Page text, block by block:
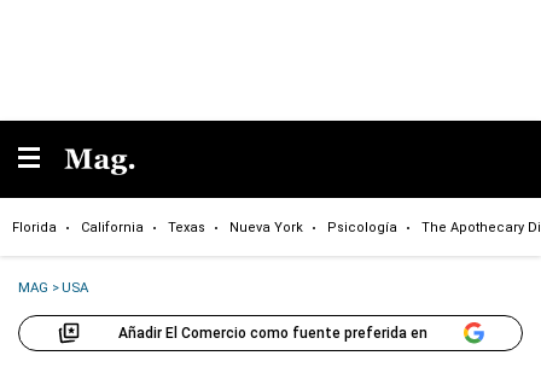
Florida California Texas Nueva York Psicología The Apothecary
MAG >USA
Añadir El Comercio como fuente preferida en